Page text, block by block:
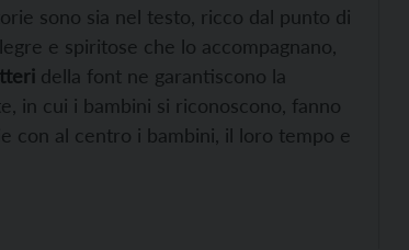
sono sia nel testo, ricco dal punto di
e spiritose che lo accompagnano,
della font ne garantiscono la
in cui i bambini si riconoscono, fanno
con al centro i bambini, il loro tempo e